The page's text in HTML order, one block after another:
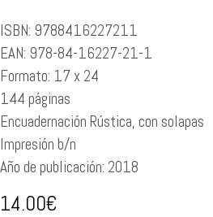
ISBN: 9788416227211
EAN: 978-84-16227-21-1
Formato: 17 x 24
144 páginas
Encuadernación Rústica, con solapas
Impresión b/n
Año de publicación: 2018
14.00€